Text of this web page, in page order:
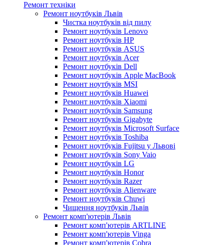
Ремонт техніки
Ремонт ноутбуків Львів
Чистка ноутбуків від пилу
Ремонт ноутбуків Lenovo
Ремонт ноутбуків HP
Ремонт ноутбуків ASUS
Ремонт ноутбуків Acer
Ремонт ноутбуків Dell
Ремонт ноутбуків Apple MacBook
Ремонт ноутбуків MSI
Ремонт ноутбуків Huawei
Ремонт ноутбуків Xiaomi
Ремонт ноутбуків Samsung
Ремонт ноутбуків Gigabyte
Ремонт ноутбуків Microsoft Surface
Ремонт ноутбуків Toshiba
Ремонт ноутбуків Fujitsu у Львові
Ремонт ноутбуків Sony Vaio
Ремонт ноутбуків LG
Ремонт ноутбуків Honor
Ремонт ноутбуків Razer
Ремонт ноутбуків Alienware
Ремонт ноутбуків Chuwi
Чищення ноутбуків Львів
Ремонт комп'ютерів Львів
Ремонт комп'ютерів ARTLINE
Ремонт комп'ютерів Vinga
Ремонт комп'ютерів Cobra